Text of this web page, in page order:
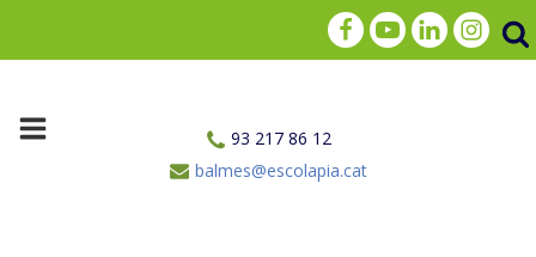
93 217 86 12
balmes@escolapia.cat